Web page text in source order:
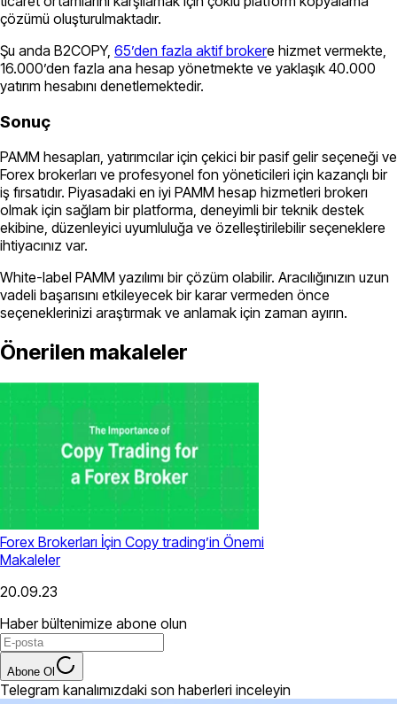
çözümü oluşturulmaktadır.
Şu anda B2COPY, 65’den fazla aktif brokere hizmet vermekte,
16.000’den fazla ana hesap yönetmekte ve yaklaşık 40.000
yatırım hesabını denetlemektedir.
Sonuç
PAMM hesapları, yatırımcılar için çekici bir pasif gelir seçeneği ve
Forex brokerları ve profesyonel fon yöneticileri için kazançlı bir
iş fırsatıdır. Piyasadaki en iyi PAMM hesap hizmetleri brokerı
olmak için sağlam bir platforma, deneyimli bir teknik destek
ekibine, düzenleyici uyumluluğa ve özelleştirilebilir seçeneklere
ihtiyacınız var.
White-label PAMM yazılımı bir çözüm olabilir. Aracılığınızın uzun
vadeli başarısını etkileyecek bir karar vermeden önce
seçeneklerinizi araştırmak ve anlamak için zaman ayırın.
Önerilen makaleler
Forex Brokerları İçin Copy trading’in Önemi
Makaleler
20.09.23
Haber bültenimize abone olun
Abone Ol
Telegram kanalımızdaki son haberleri inceleyin